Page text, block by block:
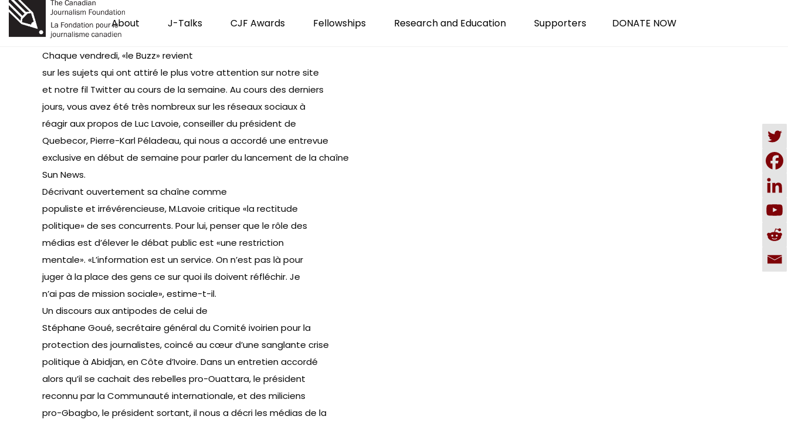
About J-Talks CJF Awards Fellowships Research and Education Supporters DONATE NOW
Chaque vendredi, «le Buzz» revient
sur les sujets qui ont attiré le plus votre attention sur notre site
et notre fil Twitter au cours de la semaine. Au cours des derniers
jours, vous avez été très nombreux sur les réseaux sociaux à
réagir aux propos de Luc Lavoie, conseiller du président de
Quebecor, Pierre-Karl Péladeau, qui nous a accordé une entrevue
exclusive en début de semaine pour parler du lancement de la chaîne
Sun News.
Décrivant ouvertement sa chaîne comme
populiste et irrévérencieuse, M.Lavoie critique «la rectitude
politique» de ses concurrents. Pour lui, penser que le rôle des
médias est d’élever le débat public est «une restriction
mentale». «L’information est un service. On n’est pas là pour
juger à la place des gens ce sur quoi ils doivent réfléchir. Je
n’ai pas de mission sociale», estime-t-il.
Un discours aux antipodes de celui de
Stéphane Goué, secrétaire général du Comité ivoirien pour la
protection des journalistes, coincé au cœur d’une sanglante crise
politique à Abidjan, en Côte d’Ivoire. Dans un entretienaccordé
alors qu’il se cachait des rebelles pro-Ouattara, le président
reconnu par la Communauté internationale, et des miliciens
pro-Gbagbo, le président sortant, il nous a décri les médias de la